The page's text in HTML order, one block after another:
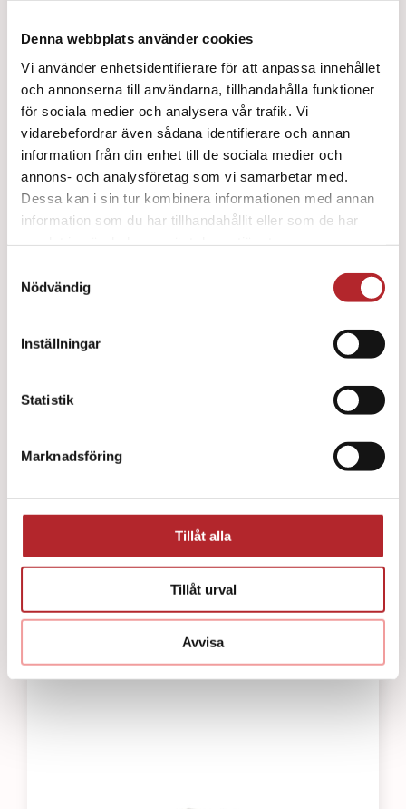
Denna webbplats använder cookies
Vi använder enhetsidentifierare för att anpassa innehållet
och annonserna till användarna, tillhandahålla funktioner
för sociala medier och analysera vår trafik. Vi
vidarebefordrar även sådana identifierare och annan
information från din enhet till de sociala medier och
annons- och analysföretag som vi samarbetar med.
Dessa kan i sin tur kombinera informationen med annan
information som du har tillhandahållit eller som de har
Nödvändig
Inställningar
Statistik
Marknadsföring
Tillåt alla
Tillåt urval
Avvisa
Pocketmask O² ventil/filter
282kr
Pocketmask för barn
164kr